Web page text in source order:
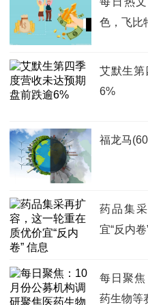
色，飞比
艾默生第
6%
福龙马
药品集
宜“反内卷
每日聚
药生物等